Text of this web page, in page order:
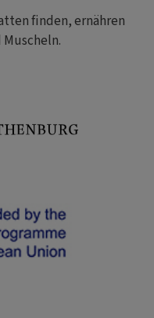
finden, ernähren